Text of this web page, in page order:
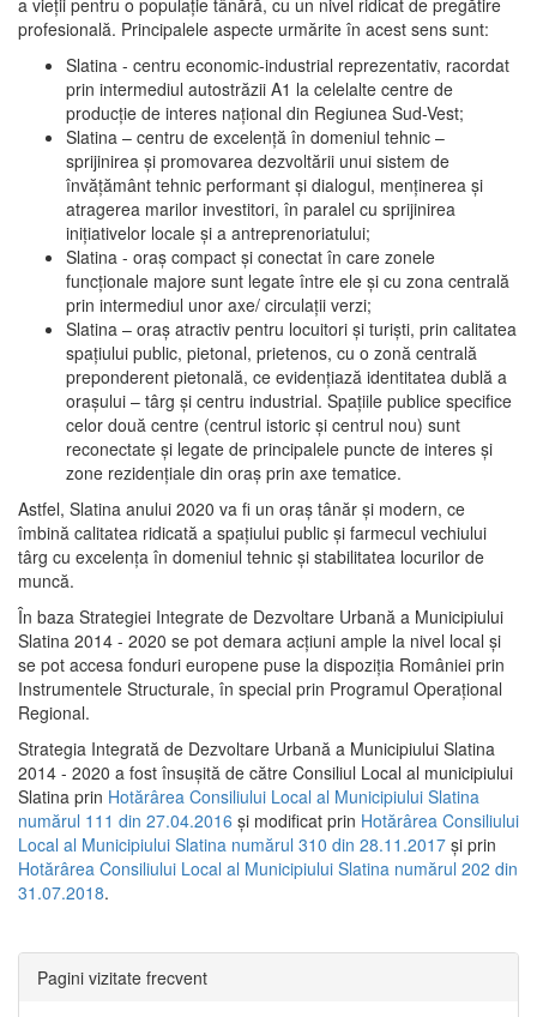
profesională. Principalele aspecte urmărite în acest sens sunt:
Slatina - centru economic-industrial reprezentativ, racordat
prin intermediul autostrăzii A1 la celelalte centre de
producţie de interes naţional din Regiunea Sud-Vest;
Slatina – centru de excelenţă în domeniul tehnic –
sprijinirea şi promovarea dezvoltării unui sistem de
învăţământ tehnic performant şi dialogul, menţinerea şi
atragerea marilor investitori, în paralel cu sprijinirea
iniţiativelor locale şi a antreprenoriatului;
Slatina - oraş compact şi conectat în care zonele
funcţionale majore sunt legate între ele şi cu zona centrală
prin intermediul unor axe/ circulații verzi;
Slatina – oraş atractiv pentru locuitori şi turişti, prin calitatea
spaţiului public, pietonal, prietenos, cu o zonă centrală
preponderent pietonală, ce evidenţiază identitatea dublă a
oraşului – târg şi centru industrial. Spaţiile publice specifice
celor două centre (centrul istoric şi centrul nou) sunt
reconectate şi legate de principalele puncte de interes şi
zone rezidenţiale din oraş prin axe tematice.
Astfel, Slatina anului 2020 va fi un oraş tânăr şi modern, ce
îmbină calitatea ridicată a spaţiului public şi farmecul vechiului
târg cu excelenţa în domeniul tehnic şi stabilitatea locurilor de
muncă.
În baza Strategiei Integrate de Dezvoltare Urbană a Municipiului
Slatina 2014 - 2020 se pot demara acţiuni ample la nivel local şi
se pot accesa fonduri europene puse la dispoziţia României prin
Instrumentele Structurale, în special prin Programul Operațional
Regional.
Strategia Integrată de Dezvoltare Urbană a Municipiului Slatina
2014 - 2020 a fost însuşită de către Consiliul Local al municipiului
Slatina prin Hotărârea Consiliului Local al Municipiului Slatina
numărul 111 din 27.04.2016 și modificat prin Hotărârea Consiliului
Local al Municipiului Slatina numărul 310 din 28.11.2017 și prin
Hotărârea Consiliului Local al Municipiului Slatina numărul 202 din
31.07.2018.
Pagini vizitate frecvent